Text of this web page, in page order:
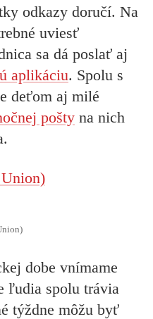
odkazy doručí. Na
uviesť
sa dá poslať aj
aplikáciu. Spolu s
deťom aj milé
pošty na nich
dobe vnímame
ľudia spolu trávia
týždne môžu byť